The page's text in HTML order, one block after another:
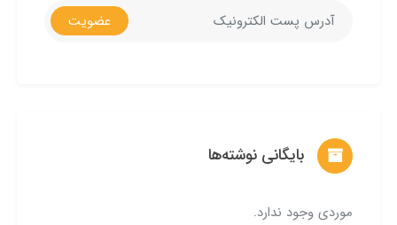
عضویت
بایگانی نوشته‌ها
موردی وجود ندارد.